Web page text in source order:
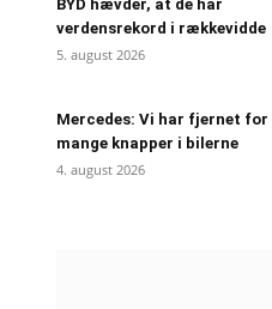
BYD hævder, at de har
verdensrekord i rækkevidde
5. august 2026
Mercedes: Vi har fjernet for
mange knapper i bilerne
4. august 2026